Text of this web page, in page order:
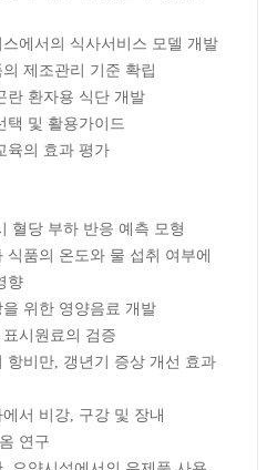
에서의 식사서비스 모델 개발
제조관리 기준 확립
란 환자용 식단 개발
택 및 활용가이드
육의 효과 평가
혈당 부하 반응 예측 모형
식품의 온도와 물 섭취 여부에
향
위한 영양음료 개발
시원료의 검증
항비만, 갱년기 증상 개선 효과
서 비강, 구강 및 장내
연구